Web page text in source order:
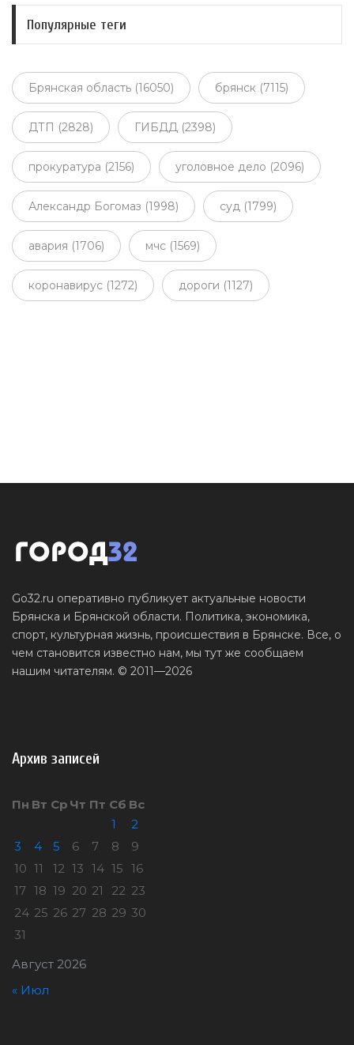
Популярные теги
Брянская область (16050) брянск (7115)
ДТП (2828) ГИБДД (2398)
прокуратура (2156) уголовное дело (2096)
Александр Богомаз (1998) суд (1799)
авария (1706) мчс (1569)
коронавирус (1272) дороги (1127)
Go32.ru оперативно публикует актуальные новости
Брянска и Брянской области. Политика, экономика,
спорт, культурная жизнь, происшествия в Брянске. Все, о
чем становится известно нам, мы тут же сообщаем
нашим читателям. © 2011—2026
Архив записей
Август 2026
Пн Вт Ср Чт Пт Сб Вс
1
2
3
4 5 6 7 8
9
10 11 12 13 14 15 16
17 18 19 20 21 22 23
24 25 26 27 28 29 30
31
« Июл